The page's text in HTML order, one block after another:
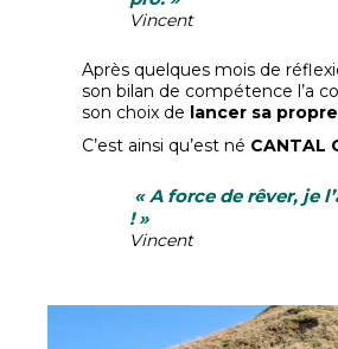
Vincent
Après quelques mois de
son bilan de compétence l’a
son choix de lancer sa
C’est ainsi qu’est né CANTAL
« A force de rêver, je
! »
Vincent